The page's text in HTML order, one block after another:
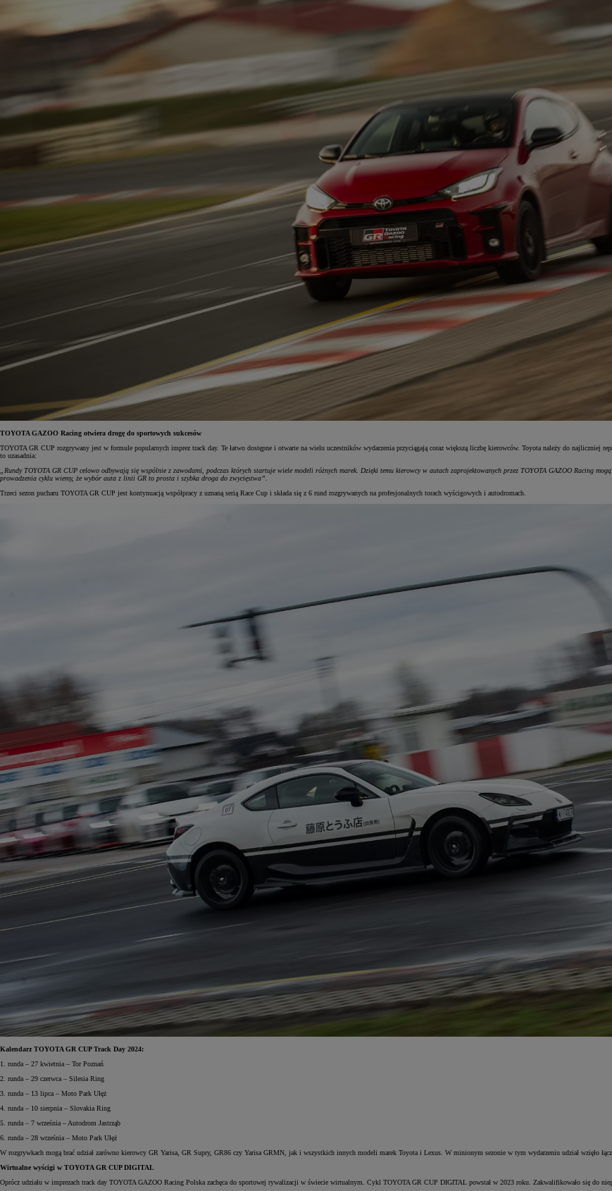
Corolla Hatchback
TOYOTA GAZOO Racing otwiera drogę do sportowych sukcesów
TOYOTA GR CUP rozgrywany jest w formule popularnych imprez track day. Te łatwo dostępne i otwarte na wielu uczestników wydarzenia przyciągają coraz większą liczbę kierowców. Toyota należy do najliczniej
to uzasadnia:
„Rundy TOYOTA GR CUP celowo odbywają się wspólnie z zawodami, podczas których startuje wiele modeli różnych marek. Dzięki temu kierowcy w autach zaprojektowanych przez TOYOTA GAZOO Racing
prowadzenia cyklu wiemy, że wybór auta z linii GR to prosta i szybka droga do zwycięstwa”.
Trzeci sezon pucharu TOYOTA GR CUP jest kontynuacją współpracy z uznaną serią Race Cup i składa się z 6 rund rozgrywanych na profesjonalnych torach wyścigowych i autodromach.
Kalendarz TOYOTA GR CUP Track Day 2024:
1. runda – 27 kwietnia – Tor Poznań
2. runda – 29 czerwca – Silesia Ring
3. runda – 13 lipca – Moto Park Ułęż
4. runda – 10 sierpnia – Slovakia Ring
5. runda – 7 września – Autodrom Jastrząb
6. runda – 28 września – Moto Park Ułęż
W rozgrywkach mogą brać udział zarówno kierowcy GR Yarisa, GR Supry, GR86 czy Yarisa GRMN, jak i wszystkich innych modeli marek Toyota i Lexus. W minionym sezonie w tym wydarzeniu udział wzięło
Wirtualne wyścigi w TOYOTA GR CUP DIGITAL
Oprócz udziału w imprezach track day TOYOTA GAZOO Racing Polska zachęca do sportowej rywalizacji w świecie wirtualnym. Cykl TOYOTA GR CUP DIGITAL powstał w 2023 roku. Zakwalifikowało się do